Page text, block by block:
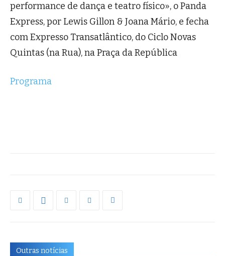
performance de dança e teatro físico», o Panda
Express, por Lewis Gillon & Joana Mário, e fecha
com Expresso Transatlântico, do Ciclo Novas
Quintas (na Rua), na Praça da República
Programa
Outras notícias